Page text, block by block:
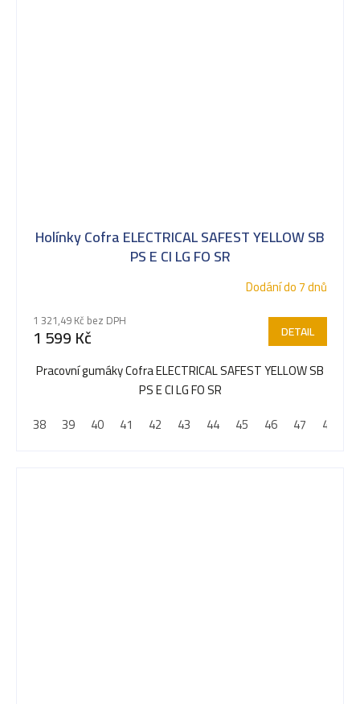
Holínky Cofra ELECTRICAL SAFEST YELLOW SB
PS E CI LG FO SR
Dodání do 7 dnů
1 321,49 Kč bez DPH
1 599 Kč DETAIL
Pracovní gumáky Cofra ELECTRICAL SAFEST YELLOW SB
PS E CI LG FO SR
38
39 40 41 42 43 44 45 46 47 48